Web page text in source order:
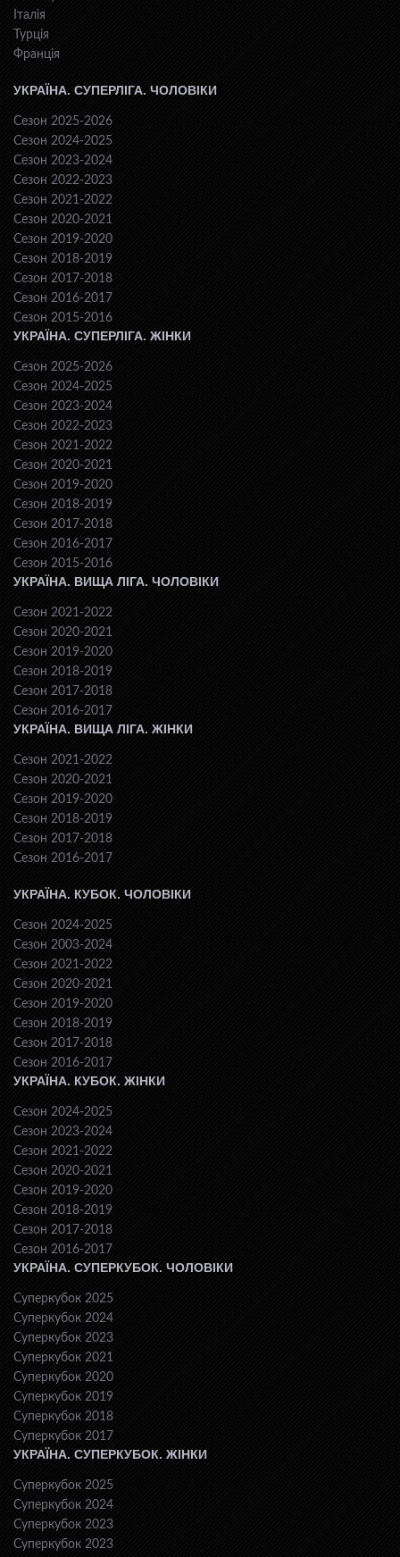
Італія
Турція
Франція
УКРАЇНА. СУПЕРЛІГА. ЧОЛОВІКИ
Сезон 2025-2026
Сезон 2024-2025
Сезон 2023-2024
Сезон 2022-2023
Сезон 2021-2022
Сезон 2020-2021
Сезон 2019-2020
Сезон 2018-2019
Сезон 2017-2018
Сезон 2016-2017
Сезон 2015-2016
УКРАЇНА. СУПЕРЛІГА. ЖІНКИ
Сезон 2025-2026
Сезон 2024-2025
Сезон 2023-2024
Сезон 2022-2023
Сезон 2021-2022
Сезон 2020-2021
Сезон 2019-2020
Сезон 2018-2019
Сезон 2017-2018
Сезон 2016-2017
Сезон 2015-2016
УКРАЇНА. ВИЩА ЛІГА. ЧОЛОВІКИ
Сезон 2021-2022
Сезон 2020-2021
Сезон 2019-2020
Сезон 2018-2019
Сезон 2017-2018
Сезон 2016-2017
УКРАЇНА. ВИЩА ЛІГА. ЖІНКИ
Сезон 2021-2022
Сезон 2020-2021
Сезон 2019-2020
Сезон 2018-2019
Сезон 2017-2018
Сезон 2016-2017
УКРАЇНА. КУБОК. ЧОЛОВІКИ
Сезон 2024-2025
Сезон 2003-2024
Сезон 2021-2022
Сезон 2020-2021
Сезон 2019-2020
Сезон 2018-2019
Сезон 2017-2018
Сезон 2016-2017
УКРАЇНА. КУБОК. ЖІНКИ
Сезон 2024-2025
Сезон 2023-2024
Сезон 2021-2022
Сезон 2020-2021
Сезон 2019-2020
Сезон 2018-2019
Сезон 2017-2018
Сезон 2016-2017
УКРАЇНА. СУПЕРКУБОК. ЧОЛОВІКИ
Суперкубок 2025
Суперкубок 2024
Суперкубок 2023
Суперкубок 2021
Суперкубок 2020
Суперкубок 2019
Суперкубок 2018
Суперкубок 2017
УКРАЇНА. СУПЕРКУБОК. ЖІНКИ
Суперкубок 2025
Суперкубок 2024
Суперкубок 2023
Суперкубок 2023